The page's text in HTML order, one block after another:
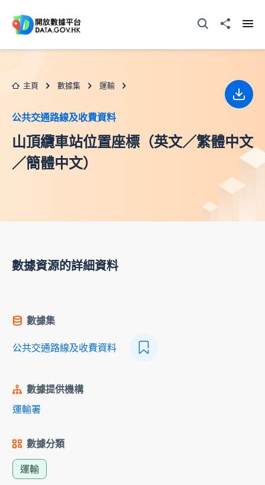
打開搜尋器分享至
主頁 數據集 運輸
公共交通路線及收費資料
山頂纜車站位置座標（英文／繁體中文
／簡體中文）
下載
數據資源的詳細資料
數據集
公共交通路線及收費資料
數據提供機構
運輸署
數據分類
運輸